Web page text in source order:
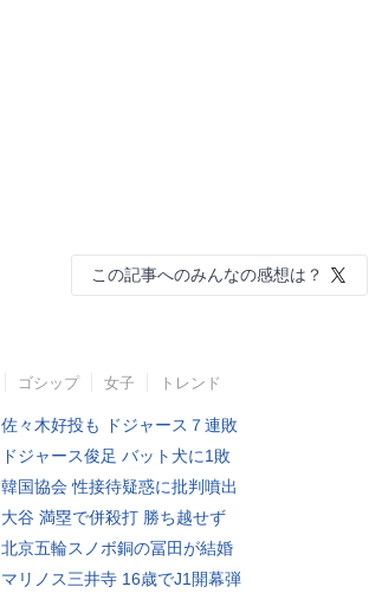
この記事へのみんなの感想は？
ゴシップ 女子 トレンド
佐々木好投も ドジャース７連敗
ドジャース俊足 バット犬に1敗
韓国協会 性接待疑惑に批判噴出
大谷 満塁で併殺打 勝ち越せず
北京五輪スノボ銅の冨田が結婚
マリノス三井寺 16歳でJ1開幕弾